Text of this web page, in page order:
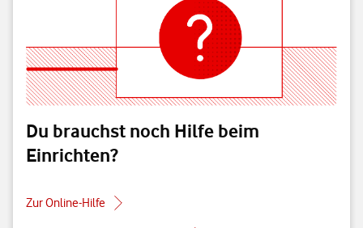
Du brauchst noch Hilfe beim
Einrichten?
Zur Online-Hilfe